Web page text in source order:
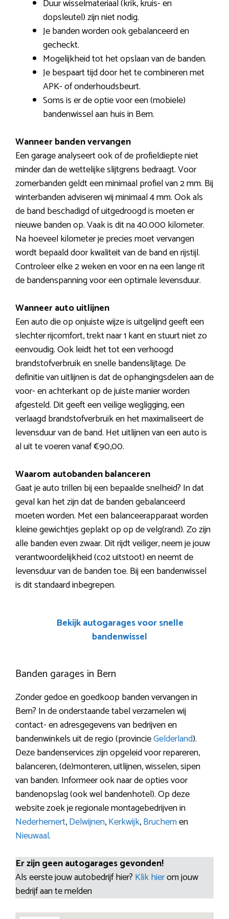
Duur wisselmateriaal (krik, kruis- en
dopsleutel) zijn niet nodig.
Je banden worden ook gebalanceerd en
gecheckt.
Mogelijkheid tot het opslaan van de banden.
Je bespaart tijd door het te combineren met
APK- of onderhoudsbeurt.
Soms is er de optie voor een (mobiele)
bandenwissel aan huis in Bern.
Wanneer banden vervangen
Een garage analyseert ook of de profieldiepte niet
minder dan de wettelijke slijtgrens bedraagt. Voor
zomerbanden geldt een minimaal profiel van 2 mm. Bij
winterbanden adviseren wij minimaal 4 mm. Ook als
de band beschadigd of uitgedroogd is moeten er
nieuwe banden op. Vaak is dit na 40.000 kilometer.
Na hoeveel kilometer je precies moet vervangen
wordt bepaald door kwaliteit van de band en rijstijl.
Controleer elke 2 weken en voor en na een lange rit
de bandenspanning voor een optimale levensduur.
Wanneer auto uitlijnen
Een auto die op onjuiste wijze is uitgelijnd geeft een
slechter rijcomfort, trekt naar 1 kant en stuurt niet zo
eenvoudig. Ook leidt het tot een verhoogd
brandstofverbruik en snelle bandenslijtage. De
definitie van uitlijnen is dat de ophangingsdelen aan de
voor- en achterkant op de juiste manier worden
afgesteld. Dit geeft een veilige wegligging, een
verlaagd brandstofverbruik en het maximaliseert de
levensduur van de band. Het uitlijnen van een auto is
al uit te voeren vanaf €90,00.
Waarom autobanden balanceren
Gaat je auto trillen bij een bepaalde snelheid? In dat
geval kan het zijn dat de banden gebalanceerd
moeten worden. Met een balanceerapparaat worden
kleine gewichtjes geplakt op op de velg(rand). Zo zijn
alle banden even zwaar. Dit rijdt veiliger, neem je jouw
verantwoordelijkheid (co2 uitstoot) en neemt de
levensduur van de banden toe. Bij een bandenwissel
is dit standaard inbegrepen.
Bekijk autogarages voor snelle
bandenwissel
Banden garages in Bern
Zonder gedoe en goedkoop banden vervangen in
Bern? In de onderstaande tabel verzamelen wij
contact- en adresgegevens van bedrijven en
bandenwinkels uit de regio (provincieGelderland).
Deze bandenservices zijn opgeleid voor repareren,
balanceren, (de)monteren, uitlijnen, wisselen, sipen
van banden. Informeer ook naar de opties voor
bandenopslag (ook wel bandenhotel). Op deze
website zoek je regionale montagebedrijven in
Nederhemert,Delwijnen,Kerkwijk,Bruchemen
Nieuwaal.
Er zijn geen autogarages gevonden!
Als eerste jouw autobedrijf hier? Klik hierom jouw
bedrijf aan te melden